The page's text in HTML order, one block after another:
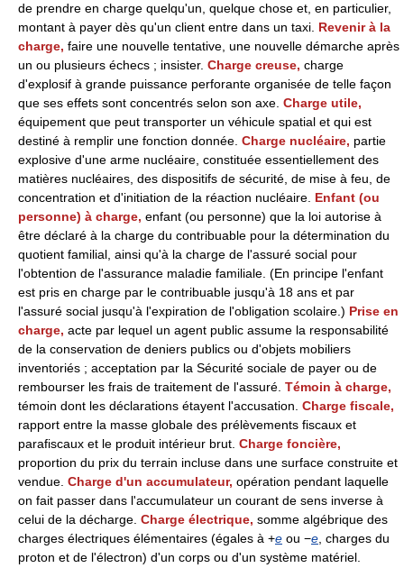
de prendre en charge quelqu'un, quelque chose et, en particulier,
montant à payer dès qu'un client entre dans un taxi. Revenir à la
charge, faire une nouvelle tentative, une nouvelle démarche après
un ou plusieurs échecs ; insister. Charge creuse, charge
d'explosif à grande puissance perforante organisée de telle façon
que ses effets sont concentrés selon son axe. Charge utile,
équipement que peut transporter un véhicule spatial et qui est
destiné à remplir une fonction donnée. Charge nucléaire, partie
explosive d'une arme nucléaire, constituée essentiellement des
matières nucléaires, des dispositifs de sécurité, de mise à feu, de
concentration et d'initiation de la réaction nucléaire. Enfant (ou
personne) à charge, enfant (ou personne) que la loi autorise à
être déclaré à la charge du contribuable pour la détermination du
quotient familial, ainsi qu'à la charge de l'assuré social pour
l'obtention de l'assurance maladie familiale. (En principe l'enfant
est pris en charge par le contribuable jusqu'à 18 ans et par
l'assuré social jusqu'à l'expiration de l'obligation scolaire.) Prise en
charge, acte par lequel un agent public assume la responsabilité
de la conservation de deniers publics ou d'objets mobiliers
inventoriés ; acceptation par la Sécurité sociale de payer ou de
rembourser les frais de traitement de l'assuré. Témoin à charge,
témoin dont les déclarations étayent l'accusation. Charge fiscale,
rapport entre la masse globale des prélèvements fiscaux et
parafiscaux et le produit intérieur brut. Charge foncière,
proportion du prix du terrain incluse dans une surface construite et
vendue. Charge d'un accumulateur, opération pendant laquelle
on fait passer dans l'accumulateur un courant de sens inverse à
celui de la décharge. Charge électrique, somme algébrique des
charges électriques élémentaires (égales à +e ou −e, charges du
proton et de l'électron) d'un corps ou d'un système matériel.